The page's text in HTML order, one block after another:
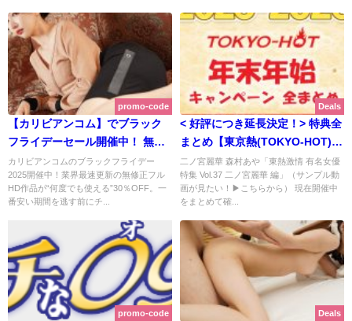
グ）| アダルトフレンド探しモン
promo-code
【カリビアンコム】でブラック
フライデーセール開催中！ 無修
正フルHD作品が何度でも
30％OFF！ 紺野咲の初登場最新
作も！ | カリビアンコム 【2025
カリビアンコムのブラックフライデー
2025開催中！業界最速更新の無修正フル
HD作品が“何度でも使える”30％OFF。一
番安い期間を逃す前にチ...
Deals
< 好評につき延長決定！> 特典全
まとめ【東京熱(TOKYO-HOT)】
の年末年始キャンペーン2025-
2026 ｜全プラン30％OFF・Jポ
イント実質半額・1等300万ポイ
(TOKYO-HOT)【2025年12月最
新版】
二ノ宮麗華 森村あや「東熱激情 有名女優
特集 Vol.37 二ノ宮麗華 編」（サンプル動
画が見たい！▶こちらから） 現在開催中
をまとめて確...
promo-code Deals